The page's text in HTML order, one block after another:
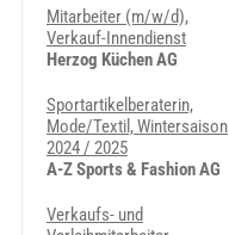
Mitarbeiter (m/w/d),
Verkauf-Innendienst
Herzog Küchen AG
Sportartikelberaterin,
Mode/Textil, Wintersaison
2024 / 2025
A-Z Sports & Fashion AG
Verkaufs- und